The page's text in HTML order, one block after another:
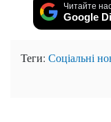
Читайте
Google
Теги: Соціальні